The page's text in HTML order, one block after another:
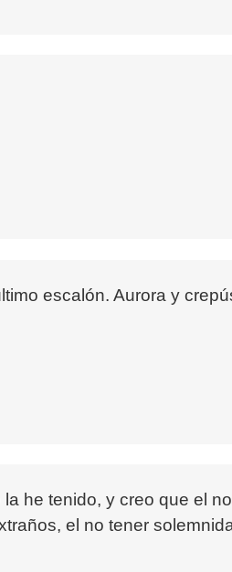
escalón. Aurora y
he tenido, y creo que el
el no tener